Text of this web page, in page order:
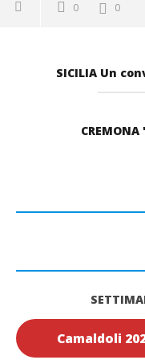
0 0
SICILIA Un
Camaldoli